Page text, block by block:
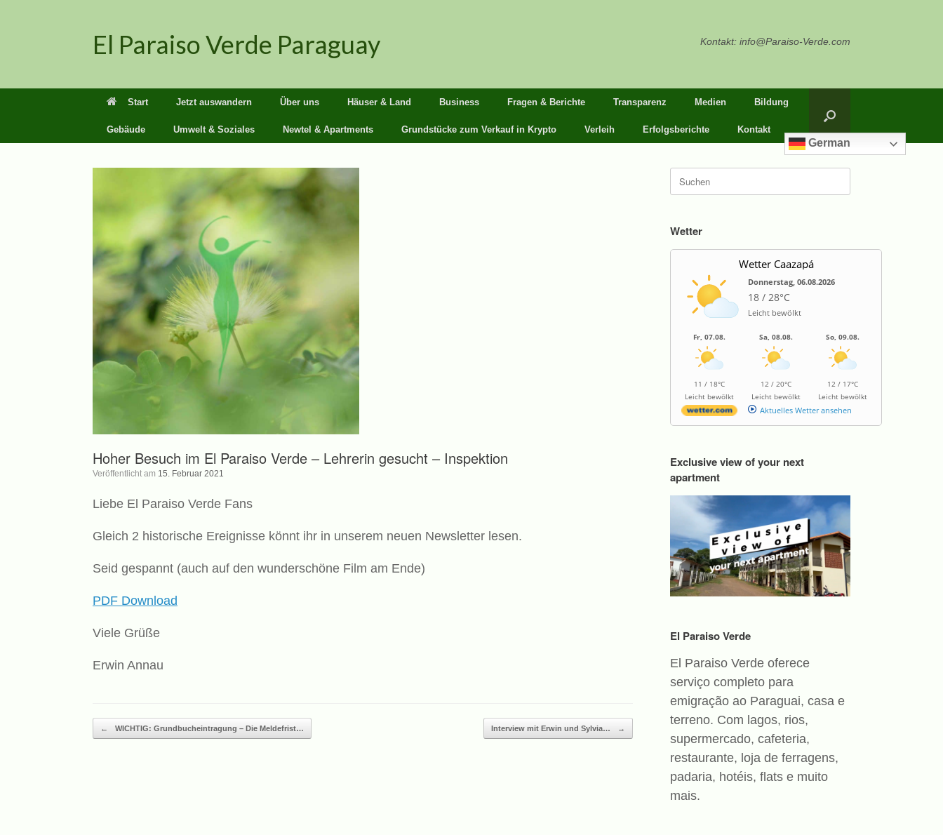
El Paraiso Verde Paraguay Kontakt: info@Paraiso-Verde.com
Start Jetzt auswandern Über uns Häuser & Land Business Fragen & Berichte Transparenz Medien Bildung
Gebäude Umwelt & Soziales Newtel & Apartments Grundstücke zum Verkauf in Krypto Verleih Erfolgsberichte Kontakt
German
Hoher Besuch im El Paraiso Verde – Lehrerin gesucht – Inspektion
Veröffentlicht am 15. Februar 2021
Liebe El Paraiso Verde Fans
Gleich 2 historische Ereignisse könnt ihr in unserem neuen Newsletter lesen.
Seid gespannt (auch auf den wunderschöne Film am Ende)
PDF Download
Viele Grüße
Erwin Annau
Beitragsnavigation
← WICHTIG: Grundbucheintragung – Die Meldefrist… Interview mit Erwin und Sylvia… →
nach:
Wetter
Wetter Caazapá
Donnerstag, 06.08.2026
18 / 28°C
Leicht bewölkt
Fr, 07.08.
11 / 18°C
Leicht bewölkt
Sa, 08.08.
12 / 20°C
Leicht bewölkt
So, 09.08.
12 / 17°C
Leicht bewölkt
Aktuelles Wetter ansehen
Exclusive view of your next
apartment
El Paraiso Verde
El Paraiso Verde oferece
serviço completo para
emigração ao Paraguai, casa e
terreno. Com lagos, rios,
supermercado, cafeteria,
restaurante, loja de ferragens,
padaria, hotéis, flats e muito
mais.